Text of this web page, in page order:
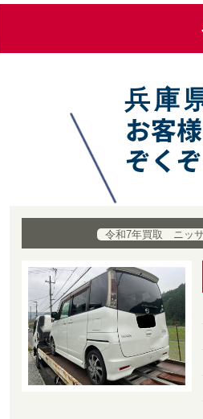
兵庫
令和7年買取 ニッ